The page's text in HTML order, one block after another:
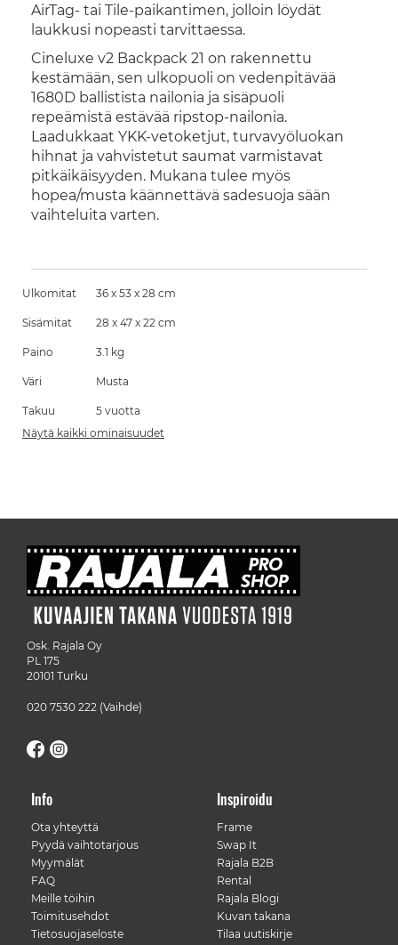
AirTag- tai Tile-paikantimen, jolloin löydät
laukkusi nopeasti tarvittaessa.
Cineluxe v2 Backpack 21 on rakennettu
kestämään, sen ulkopuoli on vedenpitävää
1680D ballistista nailonia ja sisäpuoli
repeämistä estävää ripstop-nailonia.
Laadukkaat YKK-vetoketjut, turvavyöluokan
hihnat ja vahvistetut saumat varmistavat
pitkäikäisyyden. Mukana tulee myös
hopea/musta käännettävä sadesuoja sään
vaihteluita varten.
Ulkomitat 36 x 53 x 28 cm
Sisämitat 28 x 47 x 22 cm
Paino 3.1 kg
Väri Musta
Takuu
5 vuotta
Näytä kaikki ominaisuudet
Osk. Rajala Oy
PL 175
20101 Turku
020 7530 222 (Vaihde)
Info
Ota yhteyttä
Pyydä vaihtotarjous
Myymälät
FAQ
Meille töihin
Toimitusehdot
Tietosuojaseloste
Inspiroidu
Frame
Swap It
Rajala B2B
Rental
Rajala Blogi
Kuvan takana
Tilaa uutiskirje